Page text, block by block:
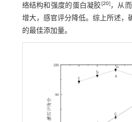
络结构和强度的蛋白凝胶[20]，从
增大，感官评分降低。综上所述，
的最佳添加量。